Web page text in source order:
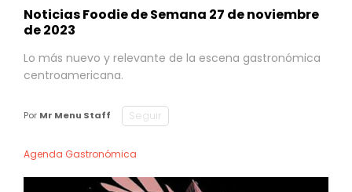
Noticias Foodie de Semana 27 de noviembre
de 2023
Lo más nuevo y relevante de la escena gastronómica
centroamericana.
Por Mr Menu Staff Seguir
Agenda Gastronómica